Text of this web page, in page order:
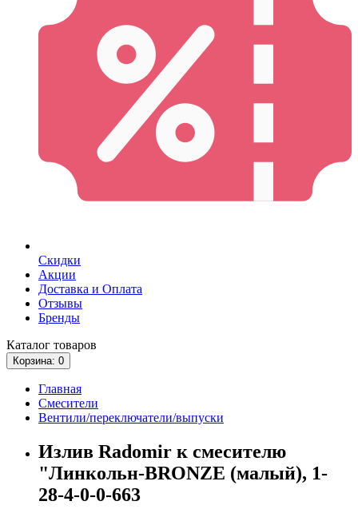
Скидки
Акции
Доставка и Оплата
Отзывы
Бренды
Каталог товаров
Корзина: 0
Главная
Смесители
Вентили/переключатели/выпуски
Излив Radomir к смесителю
"Линкольн-BRONZE (малый), 1-
28-4-0-0-663